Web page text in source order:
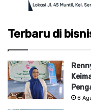
Terbaru di
6